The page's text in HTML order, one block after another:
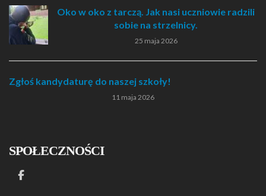
Oko w oko z tarczą. Jak nasi uczniowie radzili
sobie na strzelnicy.
25 maja 2026
Zgłoś kandydaturę do naszej szkoły!
11 maja 2026
SPOŁECZNOŚCI